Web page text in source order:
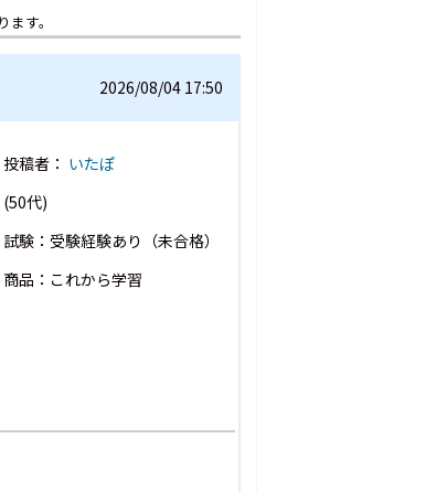
す。
2026/08/04 17:50
投稿者： いたぽ
(50代)
試験：受験経験あり（未合格）
商品：これから学習